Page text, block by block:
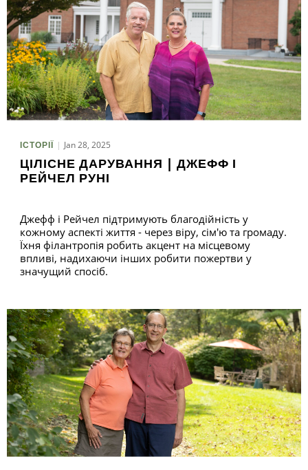
ІСТОРІЇ Jan 28, 2025
ЦІЛІСНЕ ДАРУВАННЯ | ДЖЕФФ І
РЕЙЧЕЛ РУНІ
Джефф і Рейчел підтримують благодійність у
кожному аспекті життя - через віру, сім'ю та громаду.
Їхня філантропія робить акцент на місцевому
впливі, надихаючи інших робити пожертви у
значущий спосіб.